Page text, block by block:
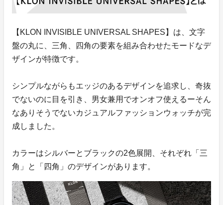
【KLON INVISIBLE UNIVERSAL SHAPES】は、文字
盤の丸に、三角、四角の要素を組み合わせたモードなデ
ザインが特徴です。
シンプルながらもエッジのあるデザインを追求し、奇抜
でないのに目を引き、男女兼用でオンオフ使えるーそん
なありそうでないカジュアルファッションウォッチが完
成しました。
カラーはシルバーとブラックの2色展開、それぞれ「三
角」と「四角」のデザインがあります。